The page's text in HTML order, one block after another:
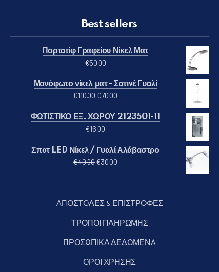
Best sellers
Πορτατίφ Γραφείου Νίκελ Ματ
€50.00
Μονόφωτο νίκελ ματ - Σατινέ Γυαλί
€110.00Original price was: €110.00.
€70.00 Η τρέχουσα τιμή είναι: €70.00.
ΦΩΤΙΣΤΙΚΟ ΕΞ. ΧΩΡΟΥ 2123501-11
€16.00
Σποτ LED Νίκελ / Γυαλί Αλάβαστρο
€40.00Original price was: €40.00.
€30.00 Η τρέχουσα τιμή είναι: €30.00.
ΑΠΟΣΤΟΛΕΣ & ΕΠΙΣΤΡΟΦΕΣ
ΤΡΟΠΟΙ ΠΛΗΡΩΜΗΣ
ΠΡΟΣΩΠΙΚΑ ΔΕΔΟΜΕΝΑ
ΟΡΟΙ ΧΡΗΣΗΣ